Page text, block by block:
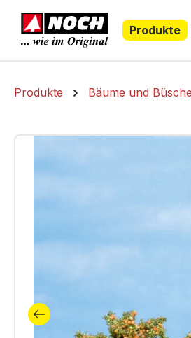
Zur Hauptnavigation
Produkte
Produkte Bäume und Büsche
Bildergalerie überspringen